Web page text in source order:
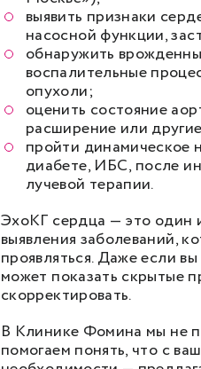
выявить признаки
насосной функции,
обнаружить
воспалительные
опухоли;
оценить состояние
расширение или
пройти динамическое
диабете, ИБС, после
лучевой терапии.
ЭхоКГ сердца — это один
выявления заболеваний,
проявляться. Даже если
может показать скрытые
скорректировать.
В Клинике Фомина мы не
помогаем понять, что с